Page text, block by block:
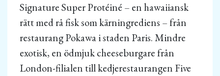
Signature Super Protéiné – en hawaiiansk
rätt med rå fisk som kärningrediens – från
restaurang Pokawa i staden Paris. Mindre
exotisk, en ödmjuk cheeseburgare från
London-filialen till kedjerestaurangen Five